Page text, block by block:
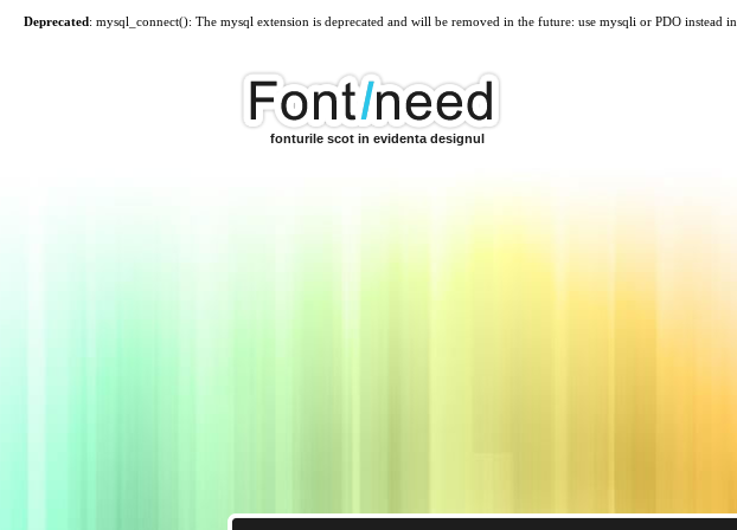
Deprecated: mysql_connect(): The mysql extension is deprecated and will be removed in the future: use mysqli or PDO instead in
fonturile scot in evidenta designul